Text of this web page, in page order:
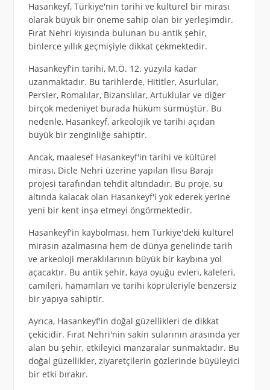
Hasankeyf, Türkiye'nin tarihi ve kültürel bir mirası
olarak büyük bir öneme sahip olan bir yerleşimdir.
Fırat Nehri kıyısında bulunan bu antik şehir,
binlerce yıllık geçmişiyle dikkat çekmektedir.
Hasankeyf'in tarihi, M.Ö. 12. yüzyıla kadar
uzanmaktadır. Bu tarihlerde, Hititler, Asurlular,
Persler, Romalılar, Bizanslılar, Artuklular ve diğer
birçok medeniyet burada hüküm sürmüştür. Bu
nedenle, Hasankeyf, arkeolojik ve tarihi açıdan
büyük bir zenginliğe sahiptir.
Ancak, maalesef Hasankeyf'in tarihi ve kültürel
mirası, Dicle Nehri üzerine yapılan Ilısu Barajı
projesi tarafından tehdit altındadır. Bu proje, su
altında kalacak olan Hasankeyf'i yok ederek yerine
yeni bir kent inşa etmeyi öngörmektedir.
Hasankeyf'in kaybolması, hem Türkiye'deki kültürel
mirasın azalmasına hem de dünya genelinde tarih
ve arkeoloji meraklılarının büyük bir kaybına yol
açacaktır. Bu antik şehir, kaya oyuğu evleri, kaleleri,
camileri, hamamları ve tarihi köprüleriyle benzersiz
bir yapıya sahiptir.
Ayrıca, Hasankeyf'in doğal güzellikleri de dikkat
çekicidir. Fırat Nehri'nin sakin sularının arasında yer
alan bu şehir, etkileyici manzaralar sunmaktadır. Bu
doğal güzellikler, ziyaretçilerin gözlerinde büyüleyici
bir etki bırakır.